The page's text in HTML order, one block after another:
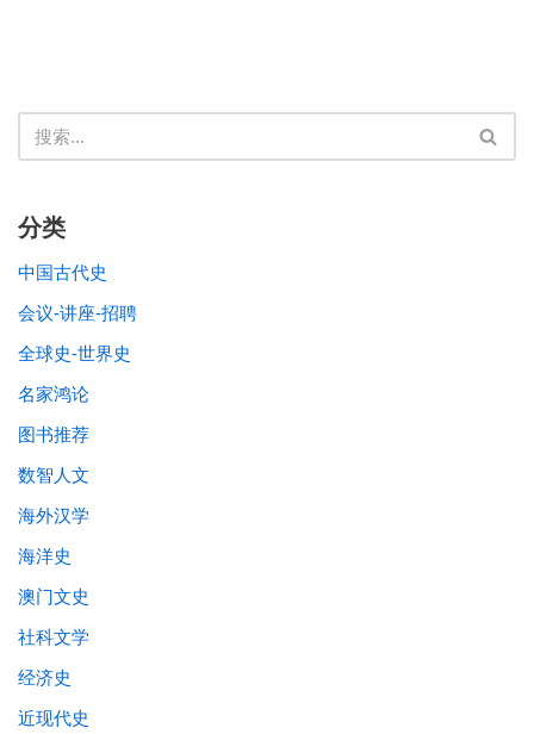
分类
中国古代史
会议-讲座-招聘
全球史-世界史
名家鸿论
图书推荐
数智人文
海外汉学
海洋史
澳门文史
社科文学
经济史
近现代史